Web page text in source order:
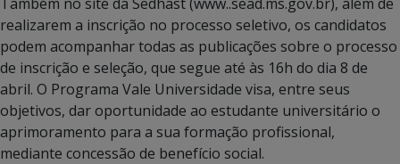
realizarem a inscrição no processo seletivo, os candidatos
podem acompanhar todas as publicações sobre o processo
de inscrição e seleção, que segue até às 16h do dia 8 de
abril. O Programa Vale Universidade visa, entre seus
objetivos, dar oportunidade ao estudante universitário o
aprimoramento para a sua formação profissional,
mediante concessão de benefício social.